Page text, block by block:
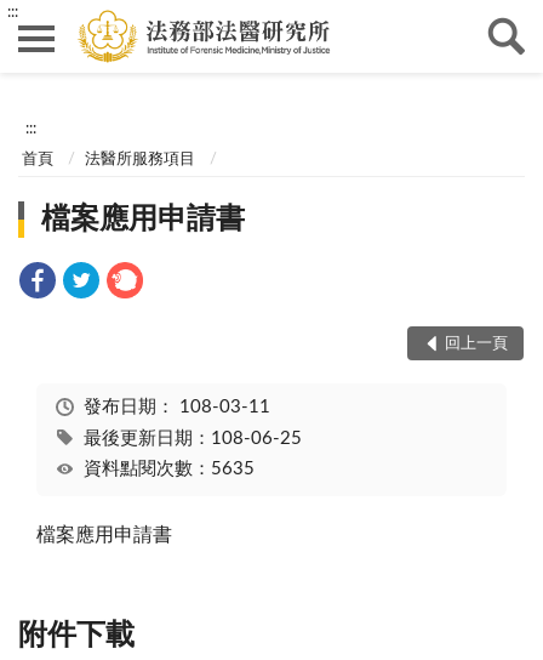
:::
:::
首頁 法醫所服務項目
檔案應用申請書
回上一頁
發布日期： 108-03-11
最後更新日期：108-06-25
資料點閱次數：5635
檔案應用申請書
附件下載